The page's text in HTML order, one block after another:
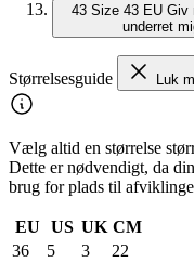
43 Size 43 EU Giv
underret
Størrelsesguide Luk
Vælg altid en størrelse
Dette er nødvendigt, da
brug for plads til
EU US UK CM
36
5 3
22